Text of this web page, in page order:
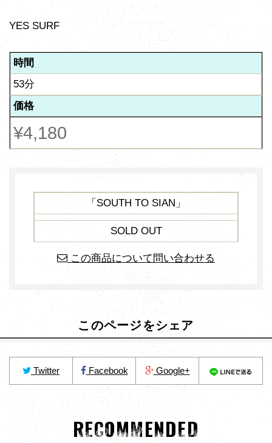
YES SURF
時間
53分
価格
¥4,180
「SOUTH TO SIAN」
SOLD OUT
この商品について問い合わせる
このページをシェア
Twitter Facebook Google+
RECOMMENDED